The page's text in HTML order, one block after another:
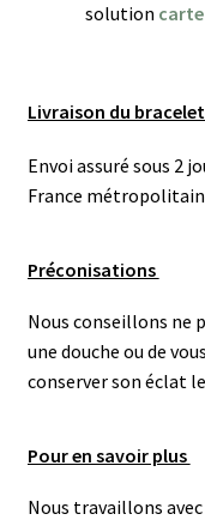
solution
Livraison du
Envoi assuré sous 2
France
Préconisations
Nous conseillons ne
une douche ou de
conserver son éclat
Pour en savoir plus
Nous travaillons